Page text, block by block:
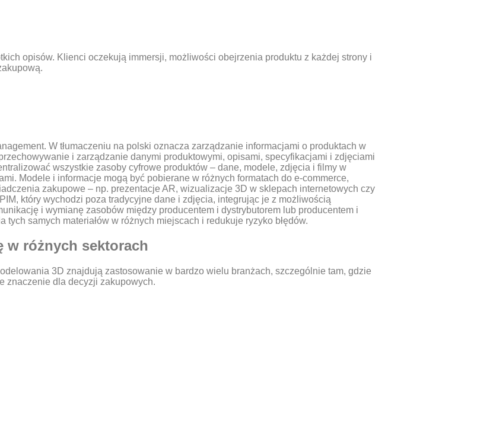
opisów. Klienci oczekują immersji, możliwości obejrzenia produktu z każdej strony i
W tłumaczeniu na polski oznacza zarządzanie informacjami o produktach w
i zarządzanie danymi produktowymi, opisami, specyfikacjami i zdjęciami
wszystkie zasoby cyfrowe produktów – dane, modele, zdjęcia i filmy w
Modele i informacje mogą być pobierane w różnych formatach do e‑commerce,
zakupowe – np. prezentacje AR, wizualizacje 3D w sklepach internetowych czy
który wychodzi poza tradycyjne dane i zdjęcia, integrując je z możliwością
i wymianę zasobów między producentem i dystrybutorem lub producentem i
samych materiałów w różnych miejscach i redukuje ryzyko błędów.
w różnych sektorach
3D znajdują zastosowanie w bardzo wielu branżach, szczególnie tam, gdzie
znaczenie dla decyzji zakupowych.